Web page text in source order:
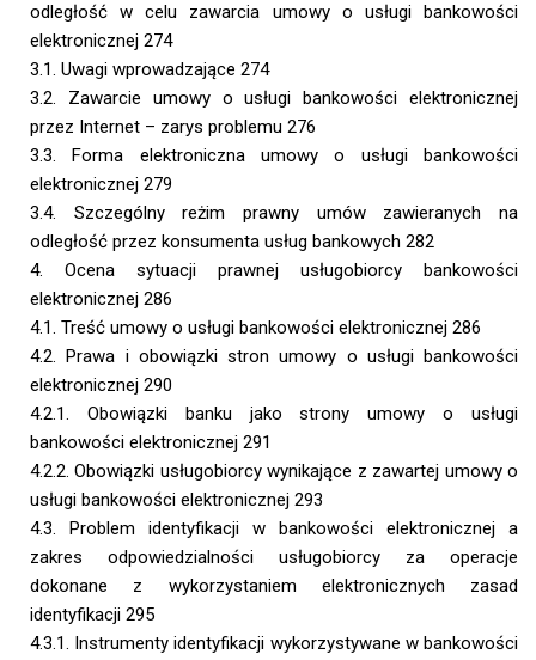
odległość w celu zawarcia umowy o usługi bankowości
elektronicznej 274
3.1. Uwagi wprowadzające 274
3.2. Zawarcie umowy o usługi bankowości elektronicznej
przez Internet – zarys problemu 276
3.3. Forma elektroniczna umowy o usługi bankowości
elektronicznej 279
3.4. Szczególny reżim prawny umów zawieranych na
odległość przez konsumenta usług bankowych 282
4. Ocena sytuacji prawnej usługobiorcy bankowości
elektronicznej 286
4.1. Treść umowy o usługi bankowości elektronicznej 286
4.2. Prawa i obowiązki stron umowy o usługi bankowości
elektronicznej 290
4.2.1. Obowiązki banku jako strony umowy o usługi
bankowości elektronicznej 291
4.2.2. Obowiązki usługobiorcy wynikające z zawartej umowy o
usługi bankowości elektronicznej 293
4.3. Problem identyfikacji w bankowości elektronicznej a
zakres odpowiedzialności usługobiorcy za operacje
dokonane z wykorzystaniem elektronicznych zasad
identyfikacji 295
4.3.1. Instrumenty identyfikacji wykorzystywane w bankowości